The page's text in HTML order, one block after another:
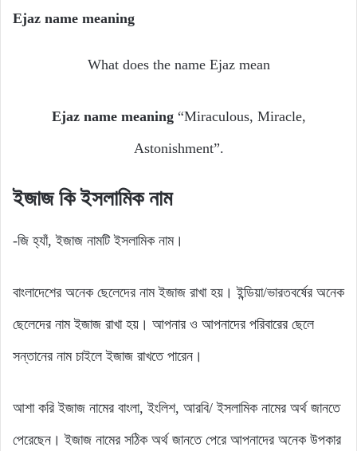
Ejaz name meaning
What does the name Ejaz mean
Ejaz name meaning “Miraculous, Miracle,
Astonishment”.
ইজাজ কি ইসলামিক নাম
-জি হ্যাঁ, ইজাজ নামটি ইসলামিক নাম।
বাংলাদেশের অনেক ছেলেদের নাম ইজাজ রাখা হয়। ইন্ডিয়া/ভারতবর্ষের অনেক
ছেলেদের নাম ইজাজ রাখা হয়। আপনার ও আপনাদের পরিবারের ছেলে
সন্তানের নাম চাইলে ইজাজ রাখতে পারেন।
আশা করি ইজাজ নামের বাংলা, ইংলিশ, আরবি/ ইসলামিক নামের অর্থ জানতে
পেরেছেন। ইজাজ নামের সঠিক অর্থ জানতে পেরে আপনাদের অনেক উপকার